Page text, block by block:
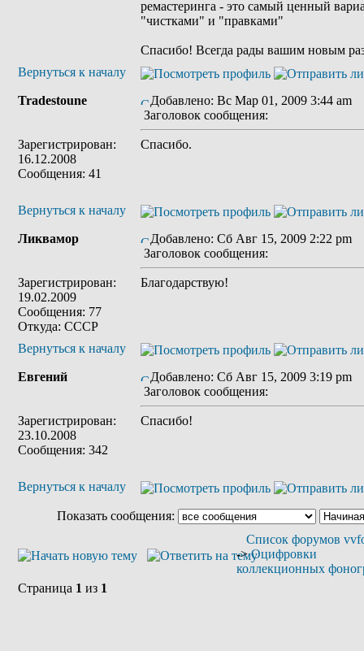
ремастеринга - это самый ценный
"чистками" и "правками"
Спасибо! Всегда рады вашим новым
Вернуться к началу
Tradestoune
Зарегистрирован:
16.12.2008
Сообщения: 41
Добавлено: Вс Мар 01, 2009 3:44 am
Заголовок сообщения:
Спасибо.
Вернуться к началу
Ликвамор
Зарегистрирован:
19.02.2009
Сообщения: 77
Откуда: СССР
Добавлено: Сб Авг 15, 2009 2:22 pm
Заголовок сообщения:
Благодарствую!
Вернуться к началу
Евгений
Зарегистрирован:
23.10.2008
Сообщения: 342
Добавлено: Сб Авг 15, 2009 3:19 pm
Заголовок сообщения:
Спасибо!
Вернуться к началу
Показать сообщения:
Список форумов
->Оцифровки
коллекционных
Страница 1 из 1